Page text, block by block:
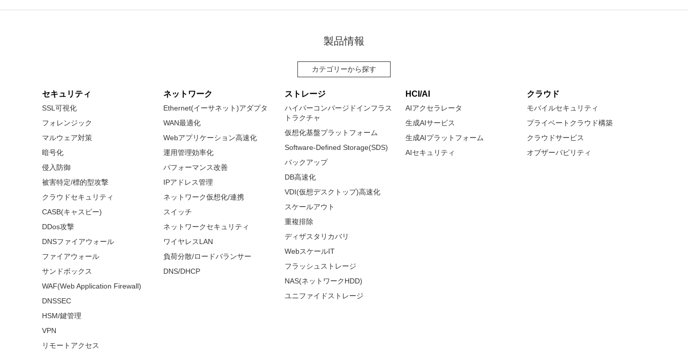
製品情報
カテゴリーから探す
セキュリティ
SSL可視化
フォレンジック
マルウェア対策
暗号化
侵入防御
被害特定/標的型攻撃
クラウドセキュリティ
CASB(キャスビー)
DDos攻撃
DNSファイアウォール
ファイアウォール
サンドボックス
WAF(Web Application Firewall)
DNSSEC
HSM/鍵管理
VPN
リモートアクセス
ネットワーク
Ethernet(イーサネット)アダプタ
WAN最適化
Webアプリケーション高速化
運用管理効率化
パフォーマンス改善
IPアドレス管理
ネットワーク仮想化/連携
スイッチ
ネットワークセキュリティ
ワイヤレスLAN
負荷分散/ロードバランサー
DNS/DHCP
ストレージ
ハイパーコンバージドインフラス
トラクチャ
仮想化基盤プラットフォーム
Software-Defined Storage(SDS)
バックアップ
DB高速化
VDI(仮想デスクトップ)高速化
スケールアウト
重複排除
ディザスタリカバリ
WebスケールIT
フラッシュストレージ
NAS(ネットワークHDD)
ユニファイドストレージ
HCI/AI
AIアクセラレータ
生成AIサービス
生成AIプラットフォーム
AIセキュリティ
クラウド
モバイルセキュリティ
プライベートクラウド構築
クラウドサービス
オブザーバビリティ